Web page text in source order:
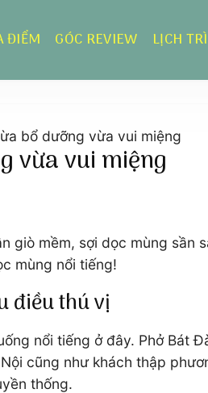
ĐIỂM GÓC REVIEW LỊCH
bổ dưỡng vừa vui miệng
vừa vui miệng
giò mềm, sợi dọc mùng
mùng nổi tiếng!
điều thú vị
nổi tiếng ở đây. Phở Bát
cũng như khách thập
thống.